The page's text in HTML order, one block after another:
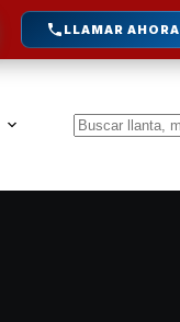
LLAMAR AHORA